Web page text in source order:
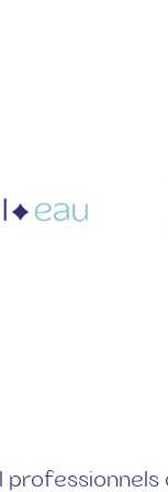
professionnels